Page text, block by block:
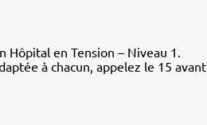
Hôpital en Tension – Niveau 1.
à chacun, appelez le 15 avant